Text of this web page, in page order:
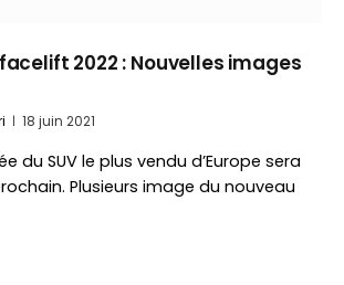
2022 : Nouvelles images
18 juin 2021
du SUV le plus vendu d’Europe sera
Plusieurs image du nouveau